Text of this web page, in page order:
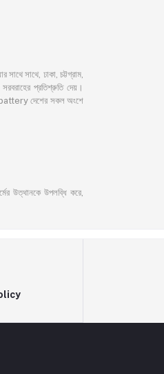
সাথে, ঢাকা, চট্টগ্রাম,
প্রতিশ্রুতি দেয়।
দেশের সকল অংশে
উত্থানকে উপলব্ধি করে,